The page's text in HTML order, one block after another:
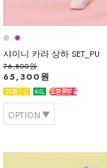
샤이니 카라 상하 SET_PU
76,800원
65,300원
OPTION